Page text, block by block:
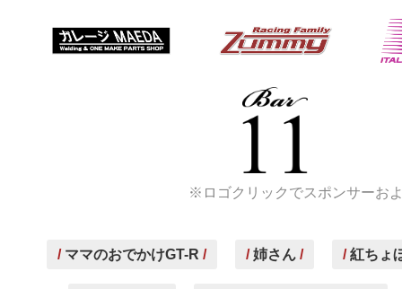
※ロゴクリックでスポンサーお
ママのおでかけGT-R 姉さん 紅ちょ